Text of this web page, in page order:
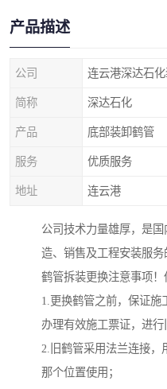
产品描述
公司 连云港深达石
简称 深达石化
产品 底部装卸鹤管
服务 优质服务
地址 连云港
公司技术力量雄厚，是
造、销售及工程安装服务
鹤管拆装更换注意事项！
1.更换鹤管之前，保证施
办理有效施工票证，进行
2.旧鹤管采用法兰连接，
那个位置使用；